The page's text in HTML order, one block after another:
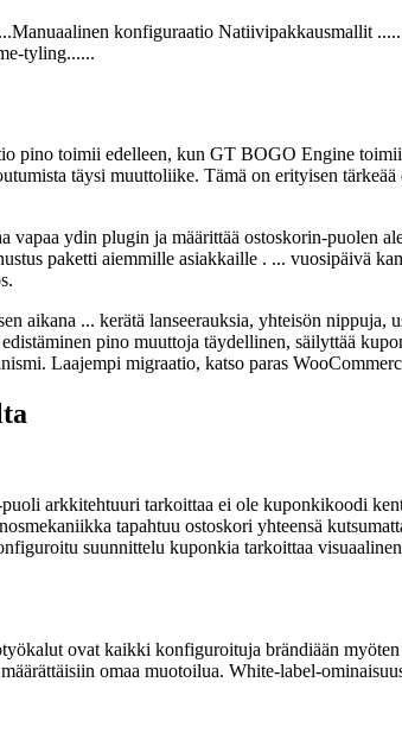
konfiguraatio Natiivipakkausmallit
tyling......
pino toimii edelleen, kun GT BOGO Engine
täysi muuttoliike. Tämä on erityisen
ydin plugin ja määrittää ostoskorin-puolen
paketti aiemmille asiakkaille . ... vuosipäivä
aikana ... kerätä lanseerauksia, yhteisön
pino muuttoja täydellinen, säilyttää
Laajempi migraatio, katso paras
arkkitehtuuri tarkoittaa ei ole kuponkikoodi
tapahtuu ostoskori yhteensä
suunnittelu kuponkia tarkoittaa
ovat kaikki konfiguroituja brändiään
omaa muotoilua. White-label-